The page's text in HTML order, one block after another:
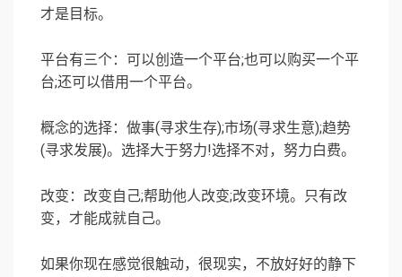
才是目标。
平台有三个：可以创造一个平台;也可以购买一个平
台;还可以借用一个平台。
概念的选择：做事(寻求生存);市场(寻求生意);趋势
(寻求发展)。选择大于努力!选择不对，努力白费。
改变：改变自己;帮助他人改变;改变环境。只有改
变，才能成就自己。
如果你现在感觉很触动，很现实，不放好好的静下